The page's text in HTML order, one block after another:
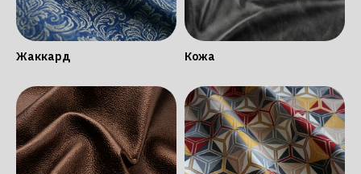
Жаккард Кожа